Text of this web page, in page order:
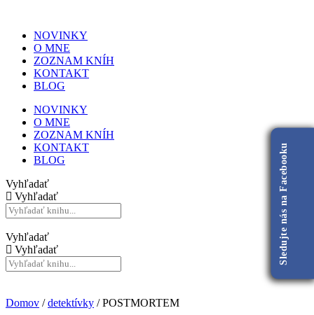
NOVINKY
O MNE
ZOZNAM KNÍH
KONTAKT
BLOG
NOVINKY
O MNE
ZOZNAM KNÍH
KONTAKT
BLOG
Vyhľadať
Vyhľadať
Vyhľadať
Vyhľadať
Domov /detektívky / POSTMORTEM
Sledujte nás na Facebooku